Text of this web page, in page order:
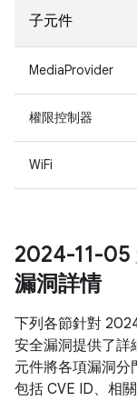
子元件
MediaProvider
權限控制器
WiFi
2024-11-05
漏洞詳情
下列各節針對
安全漏洞提供了詳
元件將各項漏洞分
包括 CVE ID、相關